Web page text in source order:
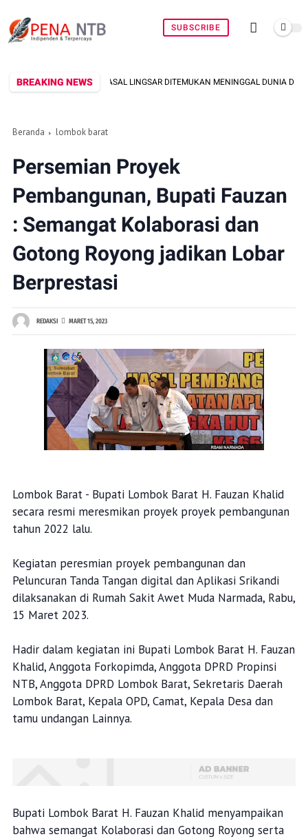
SUBSCRIBE
BREAKING NEWS
ASAL LINGSAR DITEMUKAN MENINGGAL DUNIA DI PINGGIR KALI LEMBAR SAAT
Beranda lombok barat
Persemian Proyek
Pembangunan, Bupati Fauzan
: Semangat Kolaborasi dan
Gotong Royong jadikan Lobar
Berprestasi
REDAKSI MARET 15, 2023
Lombok Barat - Bupati Lombok Barat H. Fauzan Khalid
secara resmi meresmikan proyek proyek pembangunan
tahun 2022 lalu.
Kegiatan peresmian proyek pembangunan dan
Peluncuran Tanda Tangan digital dan Aplikasi Srikandi
dilaksanakan di Rumah Sakit Awet Muda Narmada, Rabu,
15 Maret 2023.
Hadir dalam kegiatan ini Bupati Lombok Barat H. Fauzan
Khalid, Anggota Forkopimda, Anggota DPRD Propinsi
NTB, Anggota DPRD Lombok Barat, Sekretaris Daerah
Lombok Barat, Kepala OPD, Camat, Kepala Desa dan
tamu undangan Lainnya.
Bupati Lombok Barat H. Fauzan Khalid menyampaikan
bahwa semangat Kolaborasi dan Gotong Royong serta